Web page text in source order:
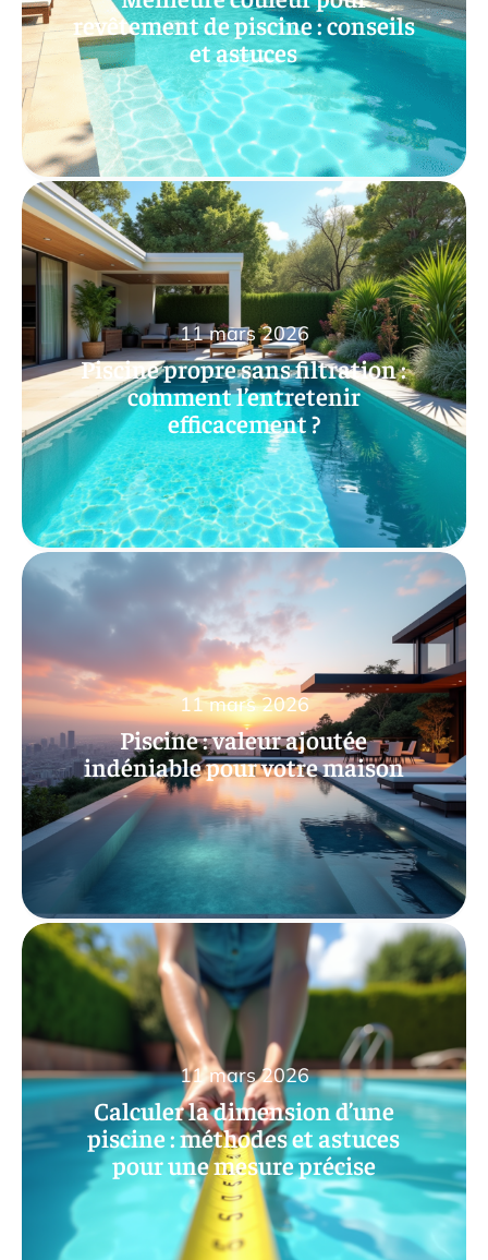
revêtement de piscine : conseils
et astuces
Piscine propre sans filtration :
comment l’entretenir
efficacement ?
11 mars 2026
Piscine : valeur ajoutée
indéniable pour votre maison
11 mars 2026
Calculer la dimension d’une
piscine : méthodes et astuces
pour une mesure précise
11 mars 2026